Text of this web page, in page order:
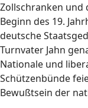
Zollschranken und
Beginn des 19.
deutsche
Turnvater Jahn
Nationale und
Schützenbünde
Bewußtsein der